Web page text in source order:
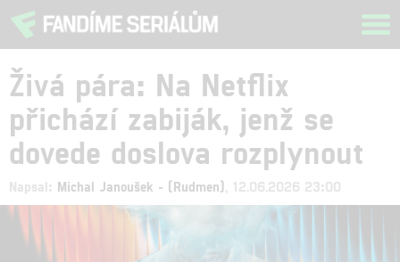
Živá pára: Na Netflix
přichází zabiják, jenž se
dovede doslova rozplynout
Napsal: Michal Janoušek - (Rudmen) , 12.06.2026 23:00